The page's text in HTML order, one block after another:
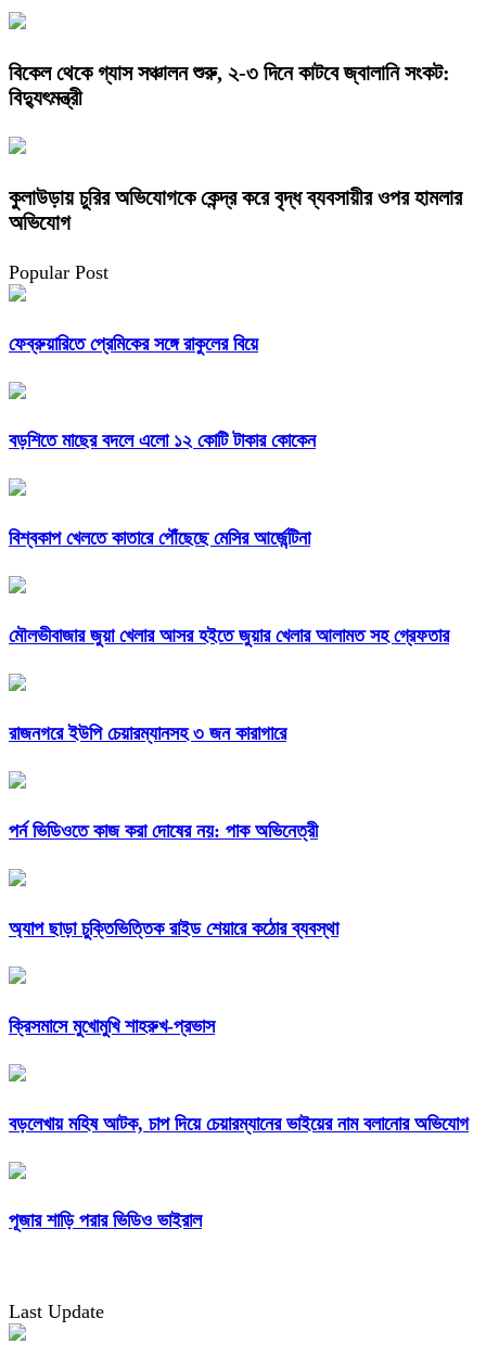
বিকেল থেকে গ্যাস সঞ্চালন শুরু, ২-৩ দিনে কাটবে জ্বালানি সংকট:
বিদ্যুৎমন্ত্রী
কুলাউড়ায় চুরির অভিযোগকে কেন্দ্র করে বৃদ্ধ ব্যবসায়ীর ওপর হামলার
অভিযোগ
Popular Post
ফেব্রুয়ারিতে প্রেমিকের সঙ্গে রাকুলের বিয়ে
বড়শিতে মাছের বদলে এলো ১২ কোটি টাকার কোকেন
বিশ্বকাপ খেলতে কাতারে পৌঁছেছে মেসির আর্জেন্টিনা
মৌলভীবাজার জুয়া খেলার আসর হইতে জুয়ার খেলার আলামত সহ গ্রেফতার
রাজনগরে ইউপি চেয়ারম্যানসহ ৩ জন কারাগারে
পর্ন ভিডিওতে কাজ করা দোষের নয়: পাক অভিনেত্রী
অ্যাপ ছাড়া চুক্তিভিত্তিক রাইড শেয়ারে কঠোর ব্যবস্থা
ক্রিসমাসে মুখোমুখি শাহরুখ-প্রভাস
বড়লেখায় মহিষ আটক, চাপ দিয়ে চেয়ারম্যানের ভাইয়ের নাম বলানোর অভিযোগ
পূজার শাড়ি পরার ভিডিও ভাইরাল
Last Update